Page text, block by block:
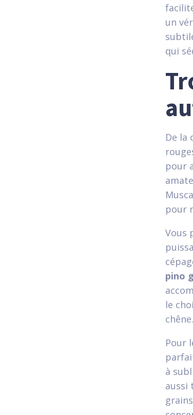
un
qui
De la
pour
pour
Vous
pino
le
chêne.
Pour
à
aussi